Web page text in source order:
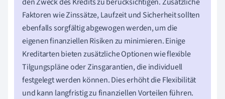
Faktoren wie Zinssätze, Laufzeit und Sicherheit sollten
ebenfalls sorgfältig abgewogen werden, um die
eigenen finanziellen Risiken zu minimieren. Einige
Kreditarten bieten zusätzliche Optionen wie flexible
Tilgungspläne oder Zinsgarantien, die individuell
festgelegt werden können. Dies erhöht die Flexibilität
und kann langfristig zu finanziellen Vorteilen führen.